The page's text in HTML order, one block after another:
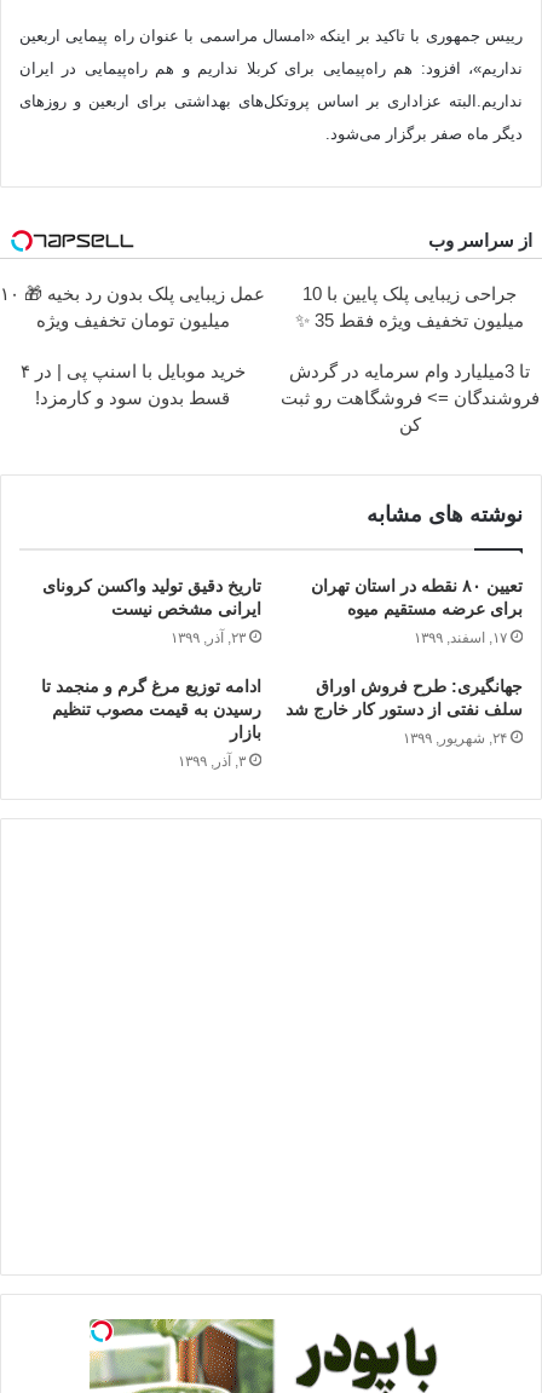
رییس جمهوری با تاکید بر اینکه «امسال مراسمی با عنوان راه پیمایی اربعین
نداریم»، افزود: هم راه‌پیمایی برای کربلا نداریم و هم راه‌پیمایی در ایران
نداریم.البته عزاداری بر اساس پروتکل‌های بهداشتی برای اربعین و روزهای
دیگر ماه صفر برگزار می‌شود.
از سراسر وب
جراحی زیبایی پلک پایین با 10
میلیون تخفیف ویژه فقط 35 ✨
عمل زیبایی پلک بدون رد بخیه 🎁 ۱۰
میلیون تومان تخفیف ویژه
تا 3میلیارد وام سرمایه در گردش
فروشندگان => فروشگاهت رو ثبت
کن
خرید موبایل با اسنپ پی | در ۴
قسط بدون سود و کارمزد!
نوشته های مشابه
تعیین ۸۰ نقطه در استان تهران
برای عرضه مستقیم میوه
۱۷, اسفند, ۱۳۹۹
تاریخ دقیق تولید واکسن کرونای
ایرانی مشخص نیست
۲۳, آذر, ۱۳۹۹
جهانگیری: طرح فروش اوراق
سلف نفتی از دستور کار خارج شد
۲۴, شهریور, ۱۳۹۹
ادامه توزیع مرغ گرم و منجمد تا
رسیدن به قیمت مصوب تنظیم
بازار
۳, آذر, ۱۳۹۹